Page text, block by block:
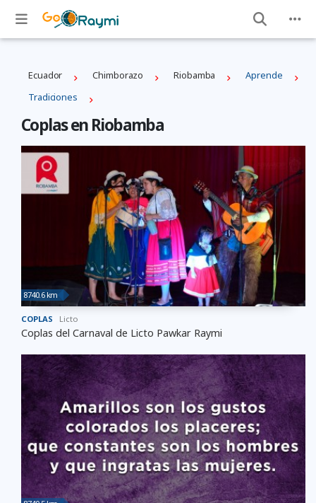
Ecuador Chimborazo Riobamba
Aprende
Tradiciones
Coplas en Riobamba
8740.6 km
COPLAS Licto
Coplas del Carnaval de Licto Pawkar Raymi